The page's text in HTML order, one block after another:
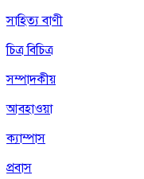
সাহিত্য বাণী
চিত্র বিচিত্র
সম্পাদকীয়
আবহাওয়া
ক্যাম্পাস
প্রবাস